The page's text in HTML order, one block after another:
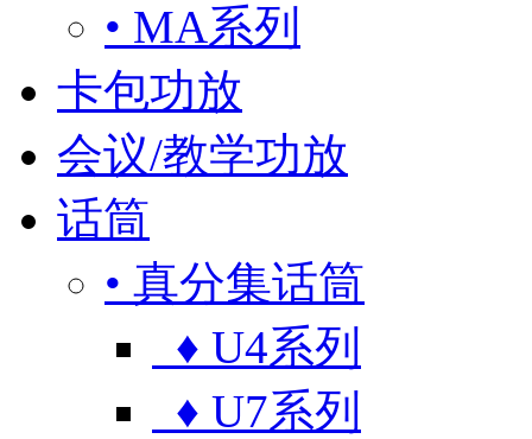
• MA系列
卡包功放
会议/教学功放
话筒
• 真分集话筒
♦ U4系列
♦ U7系列